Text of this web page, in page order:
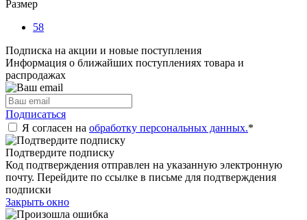
Размер
58
Подписка на акции и новые поступления
Информация о ближайших поступлениях товара и
распродажах
Подписаться
Я согласен на обработку персональных данных.*
Подтвердите подписку
Код подтверждения отправлен на указанную электронную
почту. Перейдите по ссылке в письме для подтверждения
подписки
Закрыть окно